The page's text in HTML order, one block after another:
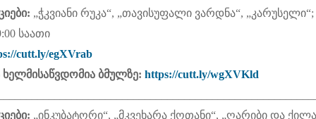
„ჭკვიანი რუკა“, „თავისუფალი ვარდნა“,
საათი
cutt.ly/egXVrab
ბმულზე: https://cutt.ly/wgXVKld
„ინკუბატორი“, „მკვეხარა ქოთანი“, „ღარიბი და